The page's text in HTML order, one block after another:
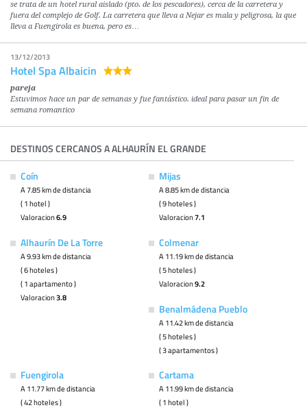
se trata de un hotel rural aislado (pto. de los pescadores), cerca de la carretera y
fuera del complejo de Golf. La carretera que lleva a Nejar es mala y peligrosa, la que
lleva a Fuengirola es buena, pero es…
13/12/2013
Hotel Spa Albaicin
pareja
Estuvimos hace un par de semanas y fue fantástico. ideal para pasar un fin de
semana romantico
DESTINOS CERCANOS A ALHAURÍN EL GRANDE
Coín
A 7.85 km de distancia
( 1 hotel )
Valoracion6.9
Mijas
A 8.85 km de distancia
( 9 hoteles )
Valoracion7.1
Alhaurín De La Torre
A 9.93 km de distancia
( 6 hoteles )
( 1 apartamento )
Valoracion3.8
Colmenar
A 11.19 km de distancia
( 5 hoteles )
Valoracion9.2
Benalmádena Pueblo
A 11.42 km de distancia
( 5 hoteles )
( 3 apartamentos )
Fuengirola
A 11.77 km de distancia
( 42 hoteles )
Cartama
A 11.99 km de distancia
( 1 hotel )